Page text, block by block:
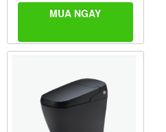
MUA NGAY